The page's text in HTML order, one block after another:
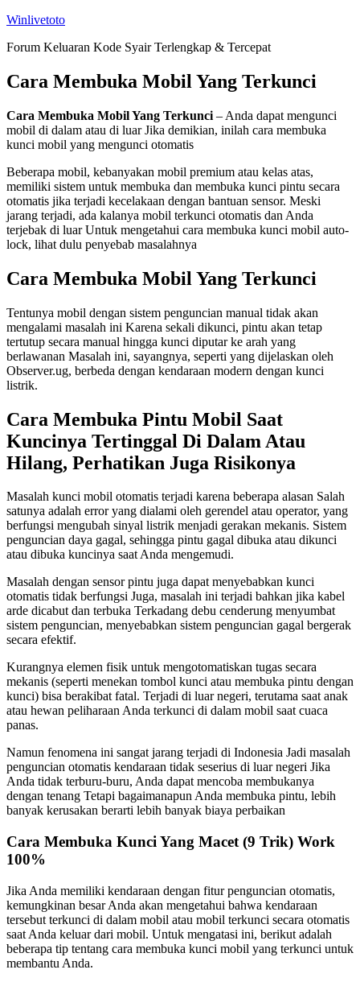
Skip
content
Winlivetoto
Forum Keluaran Kode Syair Terlengkap & Tercepat
Cara Membuka Mobil Yang Terkunci
Cara Membuka Mobil Yang Terkunci – Anda dapat mengunci
mobil di dalam atau di luar Jika demikian, inilah cara membuka
kunci mobil yang mengunci otomatis
Beberapa mobil, kebanyakan mobil premium atau kelas atas,
memiliki sistem untuk membuka dan membuka kunci pintu secara
otomatis jika terjadi kecelakaan dengan bantuan sensor. Meski
jarang terjadi, ada kalanya mobil terkunci otomatis dan Anda
terjebak di luar Untuk mengetahui cara membuka kunci mobil auto-
lock, lihat dulu penyebab masalahnya
Cara Membuka Mobil Yang Terkunci
Tentunya mobil dengan sistem penguncian manual tidak akan
mengalami masalah ini Karena sekali dikunci, pintu akan tetap
tertutup secara manual hingga kunci diputar ke arah yang
berlawanan Masalah ini, sayangnya, seperti yang dijelaskan oleh
Observer.ug, berbeda dengan kendaraan modern dengan kunci
listrik.
Cara Membuka Pintu Mobil Saat
Kuncinya Tertinggal Di Dalam Atau
Hilang, Perhatikan Juga Risikonya
Masalah kunci mobil otomatis terjadi karena beberapa alasan Salah
satunya adalah error yang dialami oleh gerendel atau operator, yang
berfungsi mengubah sinyal listrik menjadi gerakan mekanis. Sistem
penguncian daya gagal, sehingga pintu gagal dibuka atau dikunci
atau dibuka kuncinya saat Anda mengemudi.
Masalah dengan sensor pintu juga dapat menyebabkan kunci
otomatis tidak berfungsi Juga, masalah ini terjadi bahkan jika kabel
arde dicabut dan terbuka Terkadang debu cenderung menyumbat
sistem penguncian, menyebabkan sistem penguncian gagal bergerak
secara efektif.
Kurangnya elemen fisik untuk mengotomatiskan tugas secara
mekanis (seperti menekan tombol kunci atau membuka pintu dengan
kunci) bisa berakibat fatal. Terjadi di luar negeri, terutama saat anak
atau hewan peliharaan Anda terkunci di dalam mobil saat cuaca
panas.
Namun fenomena ini sangat jarang terjadi di Indonesia Jadi masalah
penguncian otomatis kendaraan tidak seserius di luar negeri Jika
Anda tidak terburu-buru, Anda dapat mencoba membukanya
dengan tenang Tetapi bagaimanapun Anda membuka pintu, lebih
banyak kerusakan berarti lebih banyak biaya perbaikan
Cara Membuka Kunci Yang Macet (9 Trik) Work
100%
Jika Anda memiliki kendaraan dengan fitur penguncian otomatis,
kemungkinan besar Anda akan mengetahui bahwa kendaraan
tersebut terkunci di dalam mobil atau mobil terkunci secara otomatis
saat Anda keluar dari mobil. Untuk mengatasi ini, berikut adalah
beberapa tip tentang cara membuka kunci mobil yang terkunci untuk
membantu Anda.